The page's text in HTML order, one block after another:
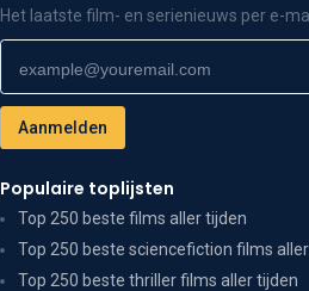
Het laatste film- en serienieuws per e-
Populaire toplijsten
Top 250 beste films aller tijden
Top 250 beste sciencefiction films
Top 250 beste thriller films aller tijden